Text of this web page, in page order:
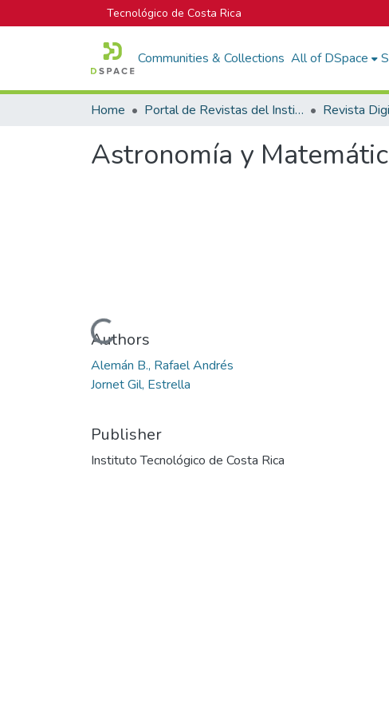
Tecnológico de Costa Rica
Communities & Collections All of DSpace
Home Portal de Revistas del Instituto Tecnológico de Costa Rica
Astronomía y
Loading...
Authors
Alemán B., Rafael Andrés
Jornet Gil, Estrella
Publisher
Instituto Tecnológico de Costa Rica